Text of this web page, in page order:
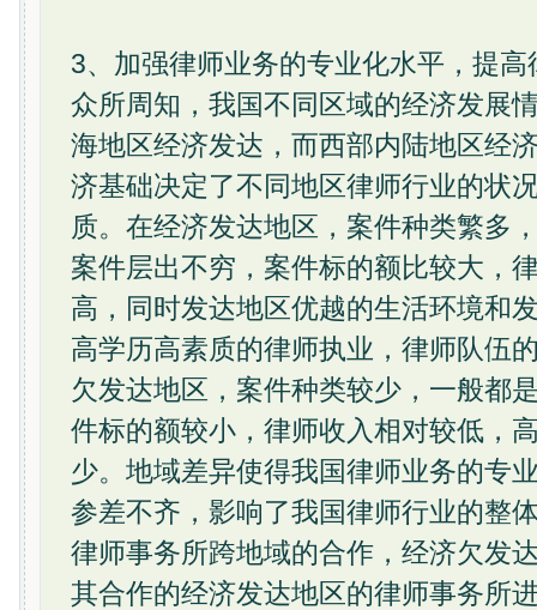
3、加强律师业务的专业化水平，提
众所周知，我国不同区域的经济发展
海地区经济发达，而西部内陆地区经
济基础决定了不同地区律师行业的状
质。在经济发达地区，案件种类繁多
案件层出不穷，案件标的额比较大，
高，同时发达地区优越的生活环境和
高学历高素质的律师执业，律师队伍
欠发达地区，案件种类较少，一般都
件标的额较小，律师收入相对较低，
少。地域差异使得我国律师业务的专
参差不齐，影响了我国律师行业的整
律师事务所跨地域的合作，经济欠发
其合作的经济发达地区的律师事务所